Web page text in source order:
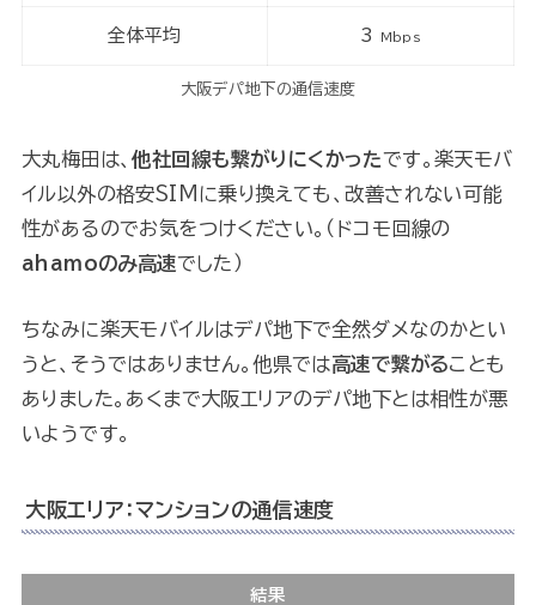
全体平均 3 Mbps
大阪デパ地下の通信速度
大丸梅田は、他社回線も繋がりにくかったです。楽天モバ
イル以外の格安SIMに乗り換えても、改善されない可能
性があるのでお気をつけください。（ドコモ回線の
ahamoのみ高速でした）
ちなみに楽天モバイルはデパ地下で全然ダメなのかとい
うと、そうではありません。他県では高速で繋がることも
ありました。あくまで大阪エリアのデパ地下とは相性が悪
いようです。
大阪エリア：マンションの通信速度
結果